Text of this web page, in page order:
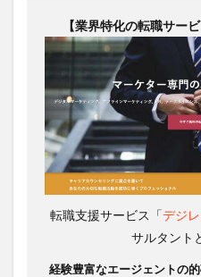
【業界特化の転職サー
転職支援サービス「デジ
サルタント
経験豊富なエージェントの